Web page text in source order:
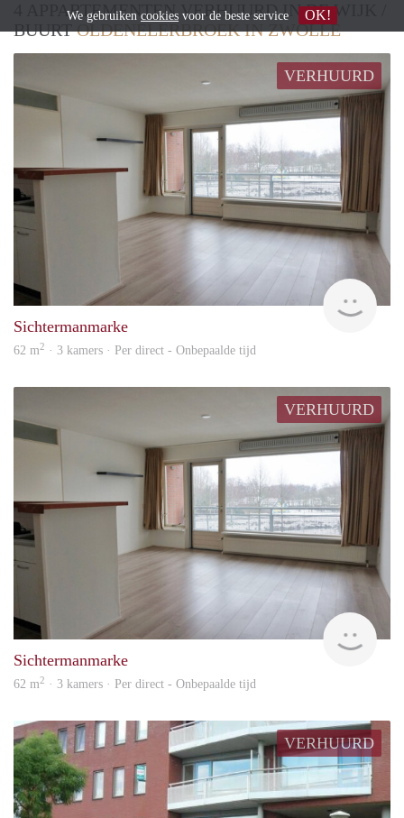
4 APPARTEMENTEN VERHUURD IN DE WIJK /
BUURTOLDENELERBROEK IN ZWOLLE
VERHUURD
Sichtermanmarke
62 m2 · 3 kamers · Per direct - Onbepaalde tijd
VERHUURD
Sichtermanmarke
62 m2 · 3 kamers · Per direct - Onbepaalde tijd
VERHUURD
We gebruiken cookies voor de beste service OK!